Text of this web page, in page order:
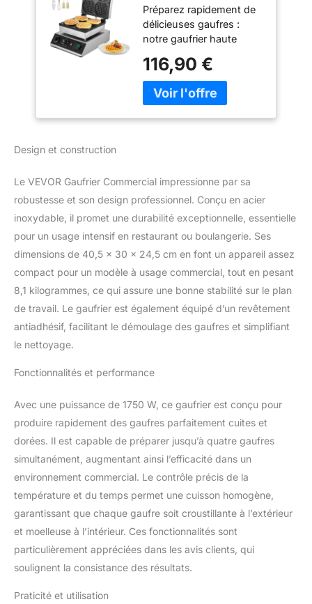
Rondes Capacité
4PCs, en Acier
Inoxydable,
Antiadhésif, avec
Contrôle de la
Température et du
Temps, pour
Restaurant,
Préparez rapidement de
délicieuses gaufres :
notre gaufrier haute
peut facilement produire
de délicieuses gaufres en
quelques minutes,
sans effort. Les éléments
chauffants uniformément
répartis assurent que
uniformément. Préparez-
vous à déguster de
délicieuses gaufres
garnies de vos garnitures
préférées. Contrôle
précis de la température :
conçue avec un bouton
/ 50-300 °C) qui vous
vos besoins.
Personnalisez-la pour
personnalisées, que
vous les préfériez
croustillantes ou
moelleuses. Avec une
préparation individuelle
elle est facile à utiliser :
elle vous rappelle
d'ajouter de la pâte et
116,90 €
Design et construction
Le VEVOR Gaufrier Commercial impressionne par sa
robustesse et son design professionnel. Conçu en acier
inoxydable, il promet une durabilité exceptionnelle, essentielle
pour un usage intensif en restaurant ou boulangerie. Ses
dimensions de 40,5 x 30 x 24,5 cm en font un appareil assez
compact pour un modèle à usage commercial, tout en pesant
8,1 kilogrammes, ce qui assure une bonne stabilité sur le plan
de travail. Le gaufrier est également équipé d’un revêtement
antiadhésif, facilitant le démoulage des gaufres et simplifiant
le nettoyage.
Fonctionnalités et performance
Avec une puissance de 1750 W, ce gaufrier est conçu pour
produire rapidement des gaufres parfaitement cuites et
dorées. Il est capable de préparer jusqu’à quatre gaufres
simultanément, augmentant ainsi l’efficacité dans un
environnement commercial. Le contrôle précis de la
température et du temps permet une cuisson homogène,
garantissant que chaque gaufre soit croustillante à l’extérieur
et moelleuse à l’intérieur. Ces fonctionnalités sont
particulièrement appréciées dans les avis clients, qui
soulignent la consistance des résultats.
Praticité et utilisation